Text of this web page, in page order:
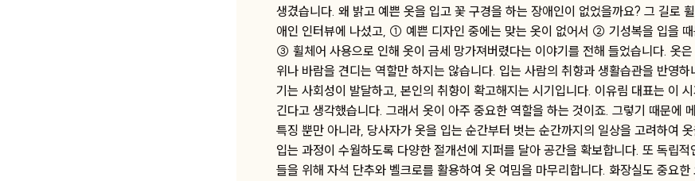
생겼습니다. 왜 밝고 예쁜 옷을 입고 꽃 구경을 하는 장애인이 없었을까요? 그 길로
애인 인터뷰에 나섰고, ① 예쁜 디자인 중에는 맞는 옷이 없어서 ② 기성복을 입을 때
③ 휠체어 사용으로 인해 옷이 금세 망가져버렸다는 이야기를 전해 들었습니다. 옷
위나 바람을 견디는 역할만 하지는 않습니다. 입는 사람의 취향과 생활습관을 반영하
기는 사회성이 발달하고, 본인의 취향이 확고해지는 시기입니다. 이유림 대표는 이
긴다고 생각했습니다. 그래서 옷이 아주 중요한 역할을 하는 것이죠. 그렇기 때문에
특징 뿐만 아니라, 당사자가 옷을 입는 순간부터 벗는 순간까지의 일상을 고려하여
입는 과정이 수월하도록 다양한 절개선에 지퍼를 달아 공간을 확보합니다. 또 독립적
들을 위해 자석 단추와 벨크로를 활용하여 옷 여밈을 마무리합니다. 화장실도 중요한